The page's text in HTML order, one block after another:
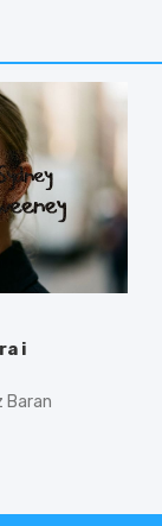
i
Baran